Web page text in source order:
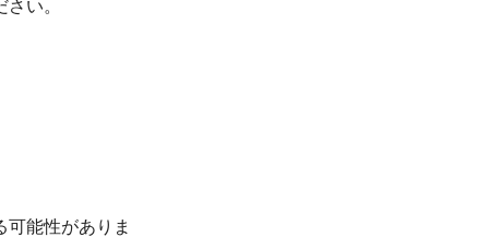
い。
能性がありま